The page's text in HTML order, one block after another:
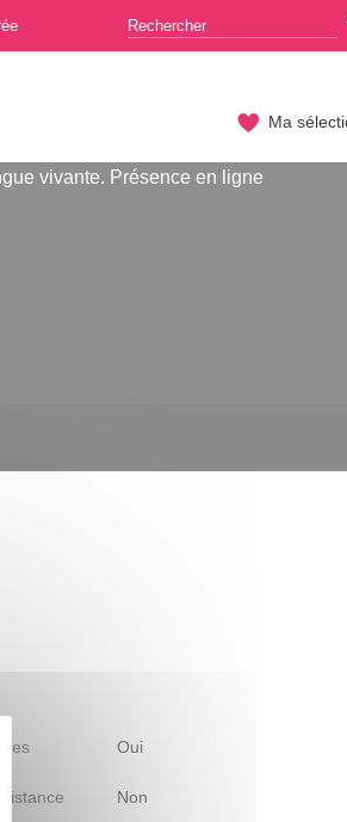
Ma
vivante. Présence en ligne
Oui
distance Non